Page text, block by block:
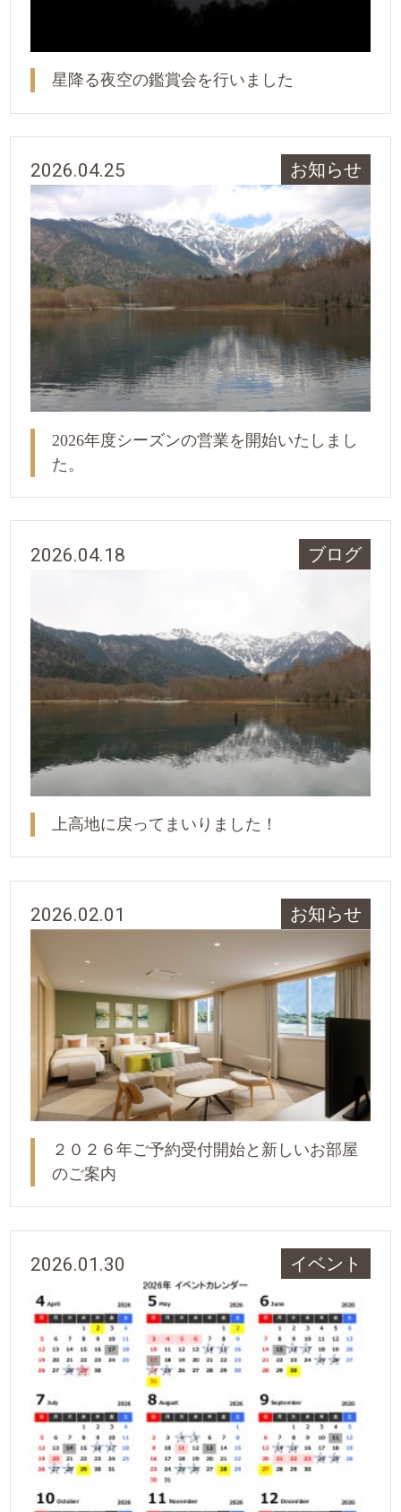
星降る夜空の鑑賞会を行いました
2026.04.25 お知らせ
2026年度シーズンの営業を開始いたしまし
た。
2026.04.18 ブログ
上高地に戻ってまいりました！
2026.02.01 お知らせ
２０２６年ご予約受付開始と新しいお部屋
のご案内
2026.01.30 イベント